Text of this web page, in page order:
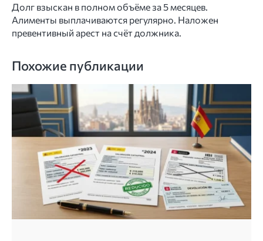
Долг взыскан в полном объёме за 5 месяцев.
Алименты выплачиваются регулярно. Наложен
превентивный арест на счёт должника.
Похожие публикации